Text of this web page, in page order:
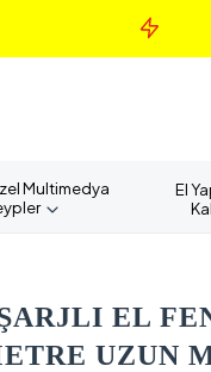
MAİL
Multimedya
El
EL
UZUN